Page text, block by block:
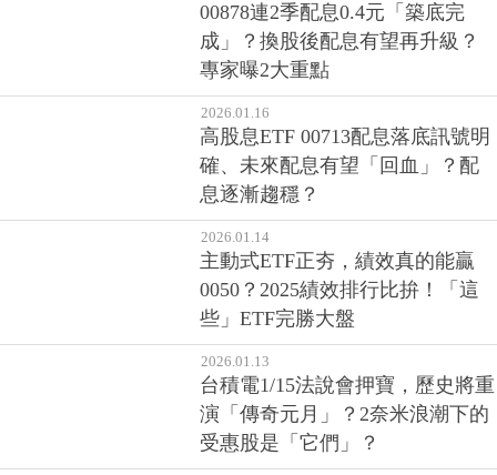
00878連2季配息0.4元「築底完
成」？換股後配息有望再升級？
專家曝2大重點
2026.01.16
高股息ETF 00713配息落底訊號明
確、未來配息有望「回血」？配
息逐漸趨穩？
2026.01.14
主動式ETF正夯，績效真的能贏
0050？2025績效排行比拚！「這
些」ETF完勝大盤
2026.01.13
台積電1/15法說會押寶，歷史將重
演「傳奇元月」？2奈米浪潮下的